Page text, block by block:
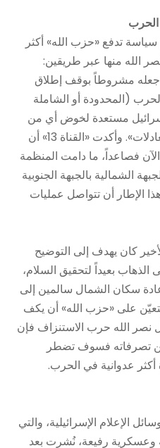
الحرب
تدفع «حزب الله» أكثر
الله منها عبر طريقين:
مشروطاً بوقف إطلاق
(المحدودة أو الشاملة
مستعدة لخوض أي من
هذه القنوات، ولكن من دون «معادلات». وأكدت «القناة 13» أن
فصاعداً، ما دامت المنظمة
الشمالية بالجبهة الجنوبية
الإطار أن تتواصل عمليات
كان يهدف إلى التوضيح
بعيداً لتحقيق السلام،
سكان الشمال سالمين إلى
على «حزب الله» أن يكف
نصر الله حرب الاستنزاف فإن
من تصرفاته فسوف تضطر
أكثر عدوانية في الحرب.
الإعلام الإسرائيلية، والتي
وعسكرية رفيعة، نُشرت بعد